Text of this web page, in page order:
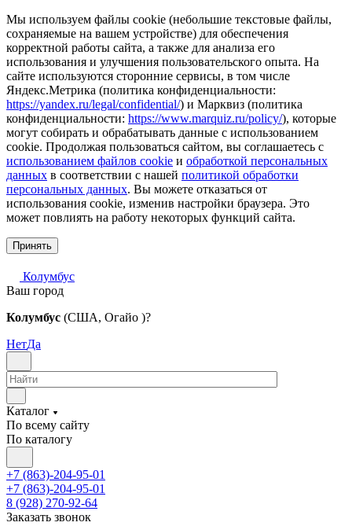
Мы используем файлы cookie (небольшие текстовые файлы,
сохраняемые на вашем устройстве) для обеспечения
корректной работы сайта, а также для анализа его
использования и улучшения пользовательского опыта. На
сайте используются сторонние сервисы, в том числе
Яндекс.Метрика (политика конфиденциальности:
https://yandex.ru/legal/confidential/) и Марквиз (политика
конфиденциальности: https://www.marquiz.ru/policy/), которые
могут собирать и обрабатывать данные с использованием
cookie. Продолжая пользоваться сайтом, вы соглашаетесь с
использованием файлов cookie и обработкой персональных
данных в соответствии с нашей политикой обработки
персональных данных. Вы можете отказаться от
использования cookie, изменив настройки браузера. Это
может повлиять на работу некоторых функций сайта.
Принять
Колумбус
Ваш город
Колумбус (США, Огайо )?
НетДа
Каталог
По всему сайту
По каталогу
+7 (863)-204-95-01
+7 (863)-204-95-01
8 (928) 270-92-64
Заказать звонок